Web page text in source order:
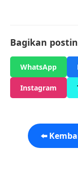
Bagikan
WhatsApp
Instagram
⬅️